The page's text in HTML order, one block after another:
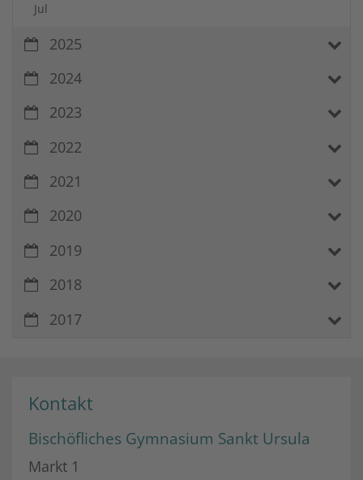
Jul
2025
2024
2023
2022
2021
2020
2019
2018
2017
Kontakt
Bischöfliches Gymnasium Sankt Ursula
Markt 1